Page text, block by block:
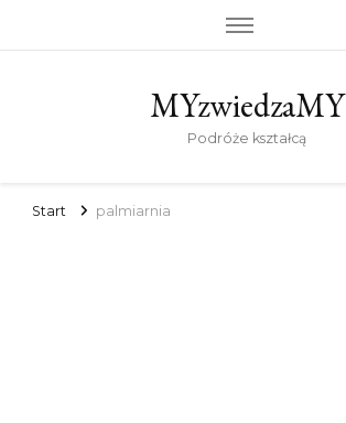
MYzwiedzaMY
Podróże kształcą
Start palmiarnia